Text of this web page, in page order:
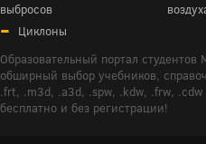
выбросов
Циклоны
Образовательный портал
обширный выбор учебников,
.frt, .m3d, .a3d, .spw, .kdw, .frw,
бесплатно и без регистрации!